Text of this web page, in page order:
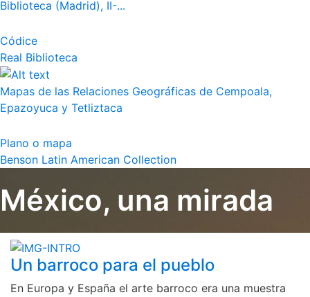
Biblioteca (Madrid), II-...
Códice
Real Biblioteca
Mapas de las Relaciones Geográficas de Cempoala,
Epazoyuca y Tetliztaca
Plano o mapa
Benson Latin American Collection
México, una mirada
Un barroco para el pueblo
En Europa y España el arte barroco era una muestra